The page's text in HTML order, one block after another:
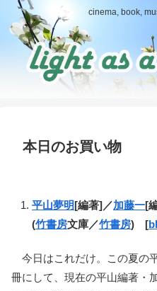
cinema, book,
本日のお買い物
平山夢明[編著]／加藤一[
(竹書房文庫／竹書房) [
今日はこれだけ。この夏の
冊にして、現在の平山編著・